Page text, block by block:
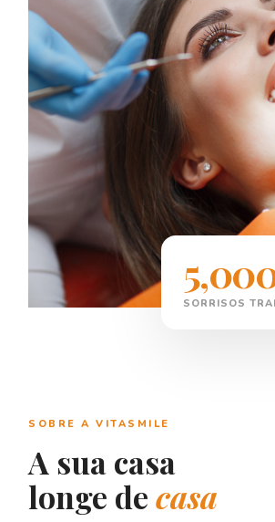
SORRISOS
SOBRE A VITASMILE
A sua casa
longe decasa